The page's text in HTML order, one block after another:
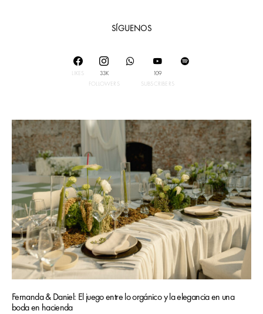
SÍGUENOS
LIKES
33K
FOLLOWERS
109
SUBSCRIBERS
Fernanda & Daniel: El juego entre lo orgánico y la elegancia en una
boda en hacienda